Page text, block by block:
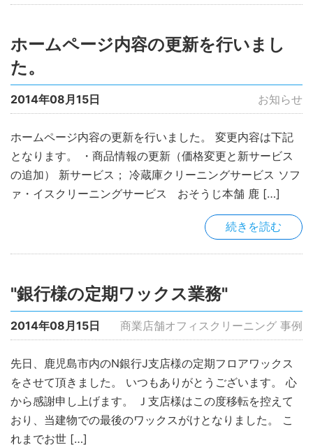
ホームページ内容の更新を行いまし
た。
2014年08月15日 お知らせ
ホームページ内容の更新を行いました。 変更内容は下記
となります。 ・商品情報の更新（価格変更と新サービス
の追加） 新サービス； 冷蔵庫クリーニングサービス ソフ
ァ・イスクリーニングサービス おそうじ本舗 鹿 […]
続きを読む
"銀行様の定期ワックス業務"
2014年08月15日 商業店舗オフィスクリーニング 事例
先日、鹿児島市内のN銀行J支店様の定期フロアワックス
をさせて頂きました。 いつもありがとうございます。 心
から感謝申し上げます。 Ｊ支店様はこの度移転を控えて
おり、当建物での最後のワックスがけとなりました。 こ
れまでお世 […]